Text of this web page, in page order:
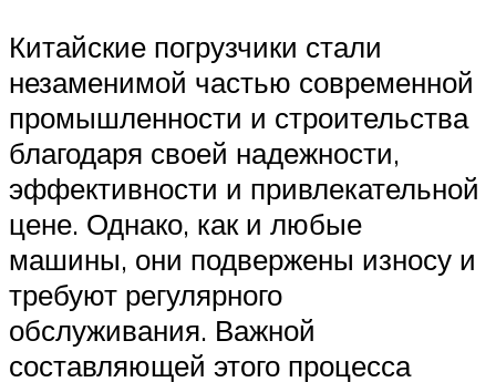
Китайские погрузчики стали
незаменимой частью современной
промышленности и строительства
благодаря своей надежности,
эффективности и привлекательной
цене. Однако, как и любые
машины, они подвержены износу и
требуют регулярного
обслуживания. Важной
составляющей этого процесса